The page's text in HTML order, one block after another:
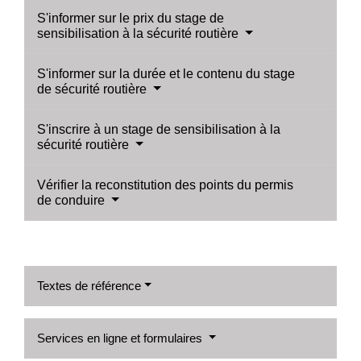
S'informer sur le prix du stage de
sensibilisation à la sécurité routière
S'informer sur la durée et le contenu du stage
de sécurité routière
S'inscrire à un stage de sensibilisation à la
sécurité routière
Vérifier la reconstitution des points du permis
de conduire
Textes de référence
Services en ligne et formulaires